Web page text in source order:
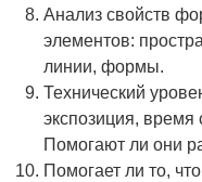
Анализ свойств
элементов:
линии, формы.
Технический
экспозиция, время
Помогают ли они
Помогает ли то,